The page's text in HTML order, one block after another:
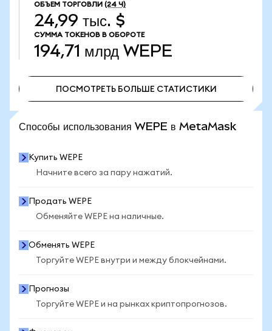
ОБЪЕМ ТОРГОВЛИ (24 Ч)
24,99 тыс. $
СУММА ТОКЕНОВ В ОБОРОТЕ
194,71 млрд WEPE
ПОСМОТРЕТЬ БОЛЬШЕ СТАТИСТИКИ
Способы использования WEPE в MetaMask
Купить WEPE
Начните всего за пару нажатий.
Продать WEPE
Обменяйте WEPE на наличные.
Обменять WEPE
Торгуйте WEPE внутри и между блокчейнами.
Прогнозы
Торгуйте WEPE и на рынках криптопрогнозов.